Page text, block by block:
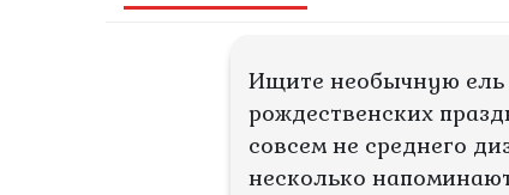
Ищите необычную ель
рождественских
совсем не среднего
несколько